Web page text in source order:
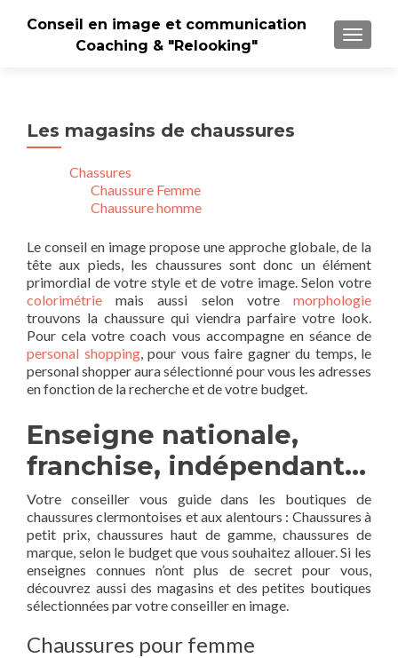
Conseil en image et communication
Coaching & "Relooking"
Les magasins de chaussures
Chassures
Chaussure Femme
Chaussure homme
Le conseil en image propose une approche globale, de la
tête aux pieds, les chaussures sont donc un élément
primordial de votre style et de votre image. Selon votre
colorimétrie mais aussi selon votre morphologie
trouvons la chaussure qui viendra parfaire votre look.
Pour cela votre coach vous accompagne en séance de
personal shopping, pour vous faire gagner du temps, le
personal shopper aura sélectionné pour vous les adresses
en fonction de la recherche et de votre budget.
Enseigne nationale,
franchise, indépendant…
Votre conseiller vous guide dans les boutiques de
chaussures clermontoises et aux alentours : Chaussures à
petit prix, chaussures haut de gamme, chaussures de
marque, selon le budget que vous souhaitez allouer. Si les
enseignes connues n’ont plus de secret pour vous,
découvrez aussi des magasins et des petites boutiques
sélectionnées par votre conseiller en image.
Chaussures pour femme